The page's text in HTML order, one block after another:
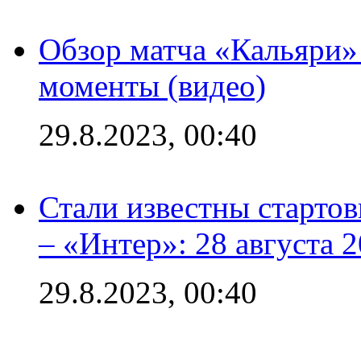
Обзор матча
моменты (видео)
29.8.2023, 00:40
Стали известны
– «Интер»: 28 августа
29.8.2023, 00:40